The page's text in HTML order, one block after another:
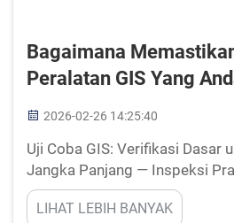
Bagaimana
Peralatan GIS Yang
2026-02-26 14:25:40
Uji Coba GIS: Verifikasi Dasar
Jangka Panjang — Inspeksi
Protokol Validasi Pasca-Uji
mengaktifkan peralatan GIS,
LIHAT LEBIH BANYAK